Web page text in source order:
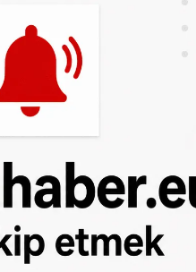
veya Instagram
Daha sonra "Gönder"
kabul
olacak.
Merkezi >